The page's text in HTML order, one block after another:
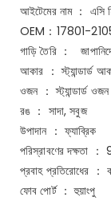
আইটেমের নাম ： এসি
OEM：17801-
গাড়ি তৈরি ：
আকার ： স্ট্যান্ডার্ড
ওজন ： স্ট্যান্ডার্ড ওজন
রঙ ： সাদা, সবুজ
উপাদান ： ফ্যাব্রিক
পরিস্রাবণের দক্ষতা
প্রবাহ প্রতিরোধের ：
ফোব পোর্ট ： হুয়াংপু